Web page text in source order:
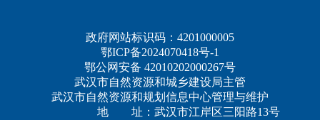
政府网站标识码：4201000005
鄂ICP备2024070418号-1
鄂公网安备 42010202000267号
武汉市自然资源和城乡建设局主管
武汉市自然资源和规划信息中心管理与维护
地 址：武汉市江岸区三阳路13号